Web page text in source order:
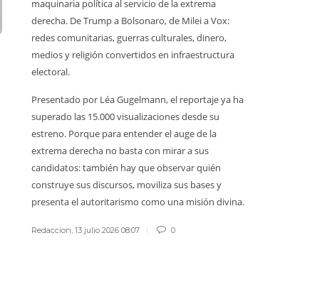
maquinaria política al servicio de la extrema
derecha. De Trump a Bolsonaro, de Milei a Vox:
redes comunitarias, guerras culturales, dinero,
medios y religión convertidos en infraestructura
electoral.
Presentado por Léa Gugelmann, el reportaje ya ha
superado las 15.000 visualizaciones desde su
estreno. Porque para entender el auge de la
extrema derecha no basta con mirar a sus
candidatos: también hay que observar quién
construye sus discursos, moviliza sus bases y
presenta el autoritarismo como una misión divina.
Redaccion, 13 julio 2026 08:07 0